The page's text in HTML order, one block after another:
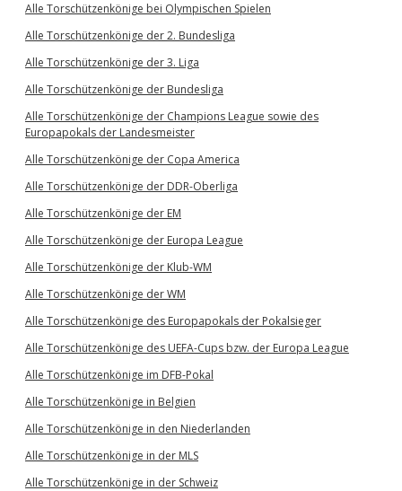
Alle Torschützenkönige bei Olympischen Spielen
Alle Torschützenkönige der 2. Bundesliga
Alle Torschützenkönige der 3. Liga
Alle Torschützenkönige der Bundesliga
Alle Torschützenkönige der Champions League sowie des
Europapokals der Landesmeister
Alle Torschützenkönige der Copa America
Alle Torschützenkönige der DDR-Oberliga
Alle Torschützenkönige der EM
Alle Torschützenkönige der Europa League
Alle Torschützenkönige der Klub-WM
Alle Torschützenkönige der WM
Alle Torschützenkönige des Europapokals der Pokalsieger
Alle Torschützenkönige des UEFA-Cups bzw. der Europa League
Alle Torschützenkönige im DFB-Pokal
Alle Torschützenkönige in Belgien
Alle Torschützenkönige in den Niederlanden
Alle Torschützenkönige in der MLS
Alle Torschützenkönige in der Schweiz